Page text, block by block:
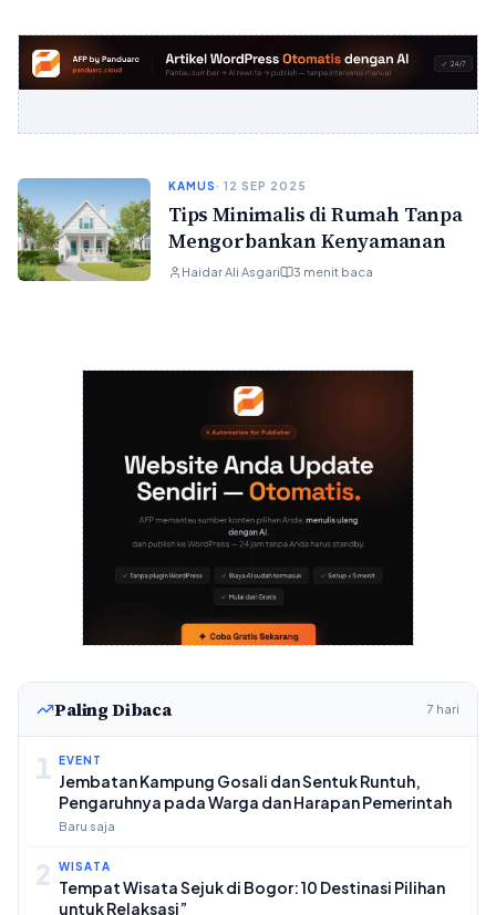
KAMUS· 12 SEP 2025
Tips Minimalis di Rumah Tanpa
Mengorbankan Kenyamanan
Haidar Ali Asgari 3 menit baca
Paling Dibaca 7 hari
1 EVENT
Jembatan Kampung Gosali dan Sentuk Runtuh,
Pengaruhnya pada Warga dan Harapan Pemerintah
Baru saja
2 WISATA
Tempat Wisata Sejuk di Bogor: 10 Destinasi Pilihan
untuk Relaksasi”